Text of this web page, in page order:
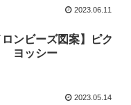
2023.06.11
ロンビーズ図案】ピク
ヨッシー
2023.05.14